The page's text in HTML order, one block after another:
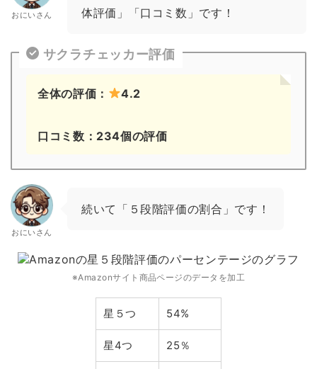
おにいさん
体評価」「口コミ数」です！
サクラチェッカー評価
全体の評価： 4.2
口コミ数：234個の評価
おにいさん
続いて「５段階評価の割合」です！
※Amazonサイト商品ページのデータを加工
星５つ 54%
星4つ 25％